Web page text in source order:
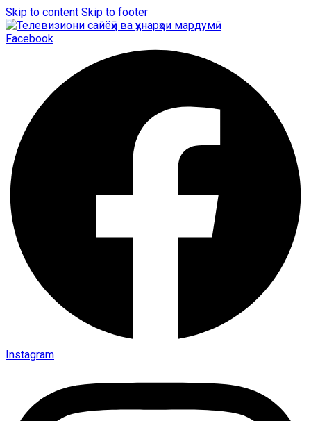
Skip to content Skip to footer
Facebook
Instagram